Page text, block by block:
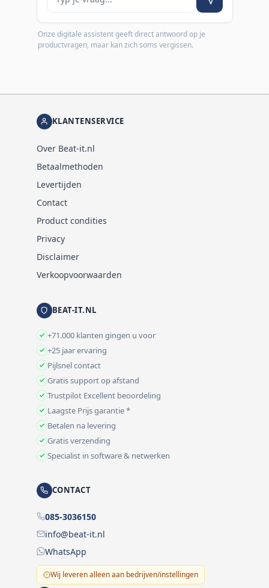
Onze digitale assistent geeft direct antwoord op je
productvragen, maar kan zich soms vergissen.
KLANTENSERVICE
Over Beat-it.nl
Betaalmethoden
Levertijden
Contact
Product condities
Privacy
Disclaimer
Verkoopvoorwaarden
BEAT-IT.NL
+71.000 klanten gingen u voor
+25 jaar ervaring
Pijlsnel contact
Gratis support op afstand
Trustpilot Excellent beoordeling
Laagste Prijs garantie *
Betalen na levering
Gratis verzending
Specialist in software & netwerken
CONTACT
085-3036150
info@beat-it.nl
WhatsApp
Wij leveren alleen aan bedrijven/instellingen